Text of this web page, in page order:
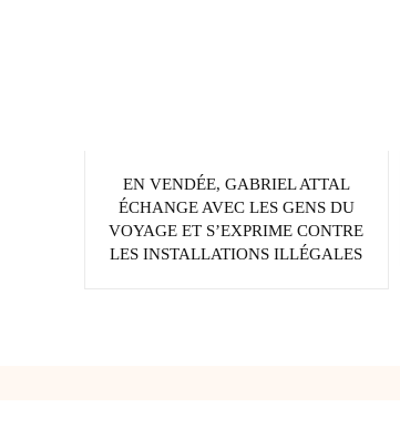
EN VENDÉE, GABRIEL ATTAL
ÉCHANGE AVEC LES GENS DU
VOYAGE ET S’EXPRIME CONTRE
LES INSTALLATIONS ILLÉGALES